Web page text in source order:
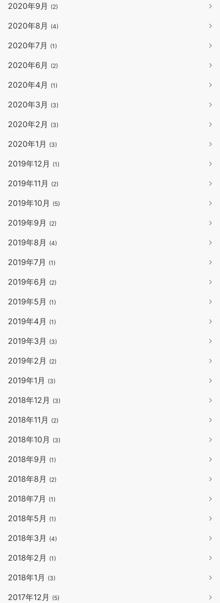
2020年9月 (2)
2020年8月 (4)
2020年7月 (1)
2020年6月 (2)
2020年4月 (1)
2020年3月 (3)
2020年2月 (3)
2020年1月 (3)
2019年12月 (1)
2019年11月 (2)
2019年10月 (5)
2019年9月 (2)
2019年8月 (4)
2019年7月 (1)
2019年6月 (2)
2019年5月 (1)
2019年4月 (1)
2019年3月 (3)
2019年2月 (2)
2019年1月 (3)
2018年12月 (3)
2018年11月 (2)
2018年10月 (3)
2018年9月 (1)
2018年8月 (2)
2018年7月 (1)
2018年5月 (1)
2018年3月 (4)
2018年2月 (1)
2018年1月 (3)
2017年12月 (5)